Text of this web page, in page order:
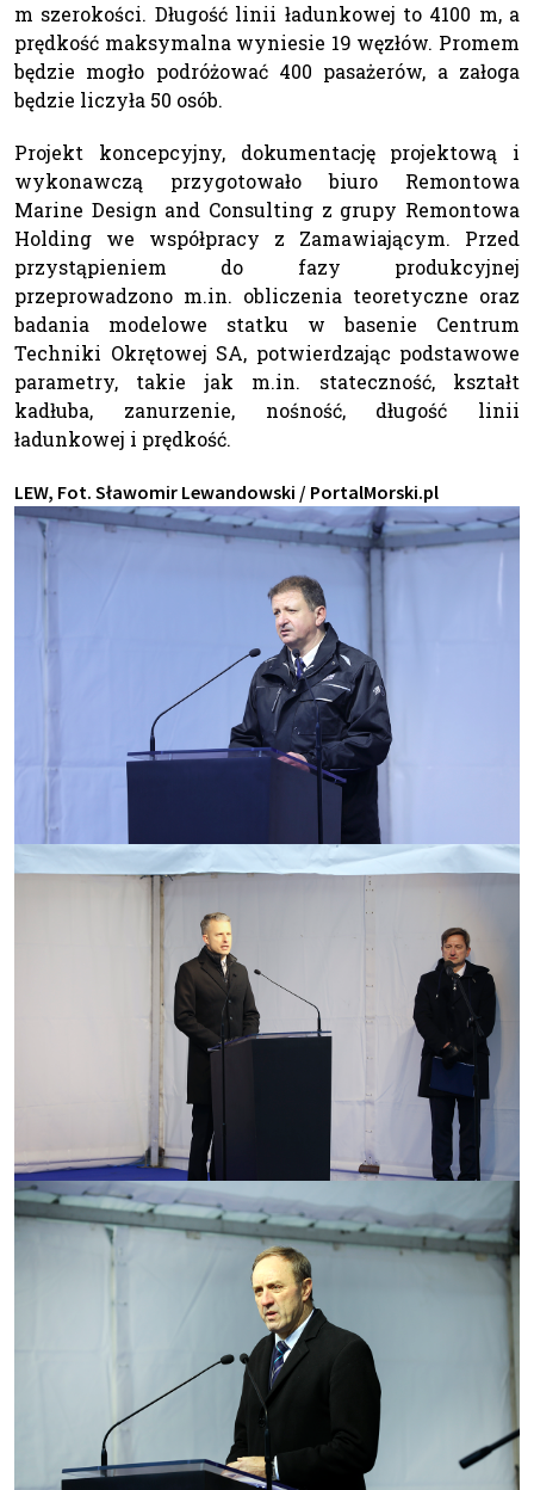
m szerokości. Długość linii ładunkowej to 4100 m, a
prędkość maksymalna wyniesie 19 węzłów. Promem
będzie mogło podróżować 400 pasażerów, a załoga
będzie liczyła 50 osób.
Projekt koncepcyjny, dokumentację projektową i
wykonawczą przygotowało biuro Remontowa
Marine Design and Consulting z grupy Remontowa
Holding we współpracy z Zamawiającym. Przed
przystąpieniem do fazy produkcyjnej
przeprowadzono m.in. obliczenia teoretyczne oraz
badania modelowe statku w basenie Centrum
Techniki Okrętowej SA, potwierdzając podstawowe
parametry, takie jak m.in. stateczność, kształt
kadłuba, zanurzenie, nośność, długość linii
ładunkowej i prędkość.
LEW, Fot. Sławomir Lewandowski / PortalMorski.pl